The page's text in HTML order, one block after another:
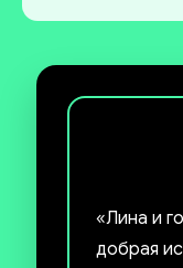
«Лина и
добрая